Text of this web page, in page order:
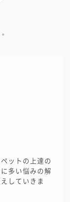
ットの上達の
多い悩みの解
していきま